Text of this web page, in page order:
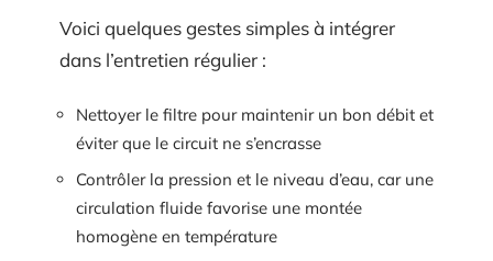
Voici quelques gestes simples à intégrer
dans l’entretien régulier :
Nettoyer le filtre pour maintenir un bon débit et
éviter que le circuit ne s’encrasse
Contrôler la pression et le niveau d’eau, car une
circulation fluide favorise une montée
homogène en température